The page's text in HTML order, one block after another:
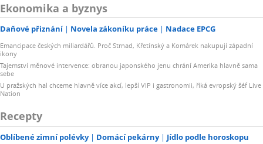
Ekonomika a byznys
Daňové přiznání Novela zákoníku práce Nadace EPCG
Emancipace českých miliardářů. Proč Strnad, Křetínský a Komárek nakupují západní
ikony
Tajemství měnové intervence: obranou japonského jenu chrání Amerika hlavně sama
sebe
U pražských hal chceme hlavně více akcí, lepší VIP i gastronomii, říká evropský šéf Live
Nation
Recepty
Oblíbené zimní polévky Domácí pekárny Jídlo podle horoskopu